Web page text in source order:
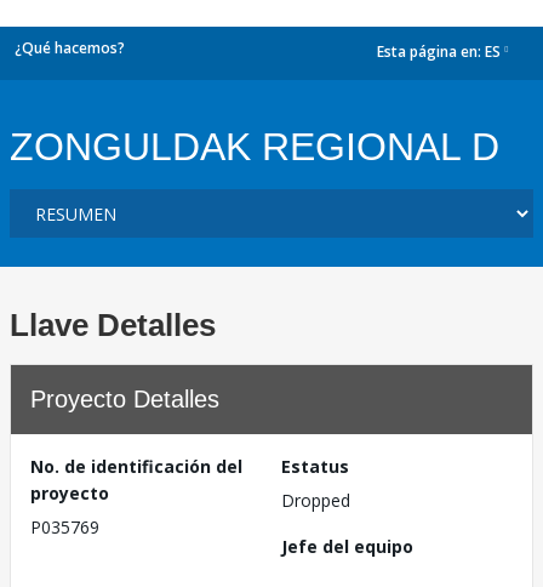
¿Qué hacemos? Esta página en: ES
ZONGULDAK REGIONAL D
Llave Detalles
Proyecto Detalles
No. de identificación del
proyecto
P035769
Estatus
Dropped
Jefe del equipo